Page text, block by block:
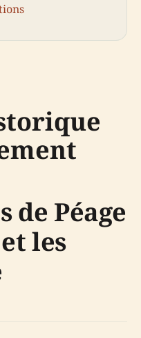
de Péage
les